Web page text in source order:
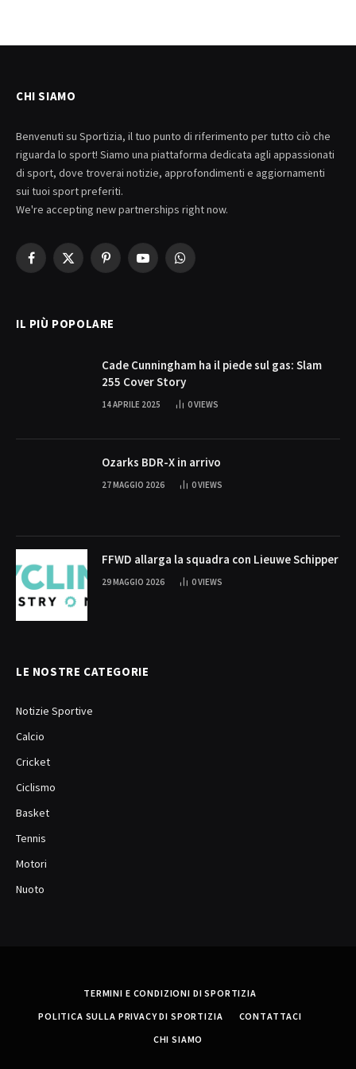
CHI SIAMO
Benvenuti su Sportizia, il tuo punto di riferimento per tutto ciò che
riguarda lo sport! Siamo una piattaforma dedicata agli appassionati
di sport, dove troverai notizie, approfondimenti e aggiornamenti
sui tuoi sport preferiti.
We're accepting new partnerships right now.
Facebook
X
PinterestYouTubeWhatsApp
IL PIÙ POPOLARE
Cade Cunningham ha il piede sul gas: Slam
255 Cover Story
14 APRILE 2025 0VIEWS
Ozarks BDR-X in arrivo
27 MAGGIO 2026 0VIEWS
FFWD allarga la squadra con Lieuwe Schipper
29 MAGGIO 2026 0VIEWS
LE NOSTRE CATEGORIE
Notizie Sportive
Calcio
Cricket
Ciclismo
Basket
Tennis
Motori
Nuoto
TERMINI E CONDIZIONI DI SPORTIZIA
POLITICA SULLA PRIVACY DI SPORTIZIA
CONTATTACI
CHI SIAMO